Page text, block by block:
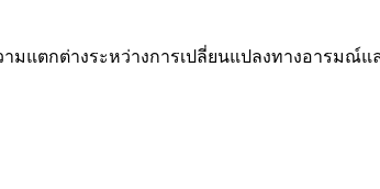
มแตกต่างระหว่างการเปลี่ยนแปลงทางอารมณ์แ